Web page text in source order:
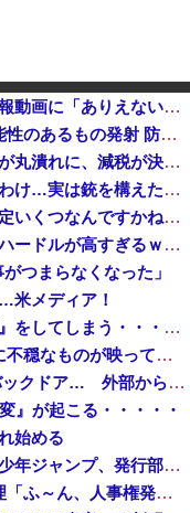
【悲報】蓮舫さん、官邸の被災地訪問広報動画に「ありえない！作成費用は、あなたの税金です！」と猛批判 → ネットからは巨大ブーメランを指摘する声 ...
８月6日…北朝鮮から弾道ミサイルの可能性のあるもの発射 防衛省が発表 [8/6]
消費税減税に反対していた財務省の面目が丸潰れに、減税が決まった途端に市場が動き出したが……
警官が発砲→「適正だったか調査」するわけ…実は銃を構えただけで警察本部長まで報告！
昨日打ったアイムなんですけど…これ設定いくつなんですかね？他
【画像あり】「スナック」とかいう店、ハードルが高すぎるｗｗｗｗｗｗｗ
つまらなくなった」
米メディア！
【消費減税】お弁当屋、『衝撃的な発言』をしてしまう・・・・・・
【画像】年金で9万円生活の人、お部屋に不穏なものが映ってしまう⇒！！
中国企業Zbtlink製のルーター20機種にバックドア… 外部から完全制御のおそれ
』が起こる・・・・・
始める
【悲報】かつて６５０万部を誇った週刊少年ジャンプ、発行部数100万部割れ → 国内の「100万部超え紙雑誌」が消滅 ｗｗｗｗｗｗｗｗｗｗｗｗｗｗ
【ｗ】財務省「減税反対！」 → 高市総理「ふ～ん、人事権発動ね？」 → 結果 ｗｗｗｗｗｗｗｗｗｗ